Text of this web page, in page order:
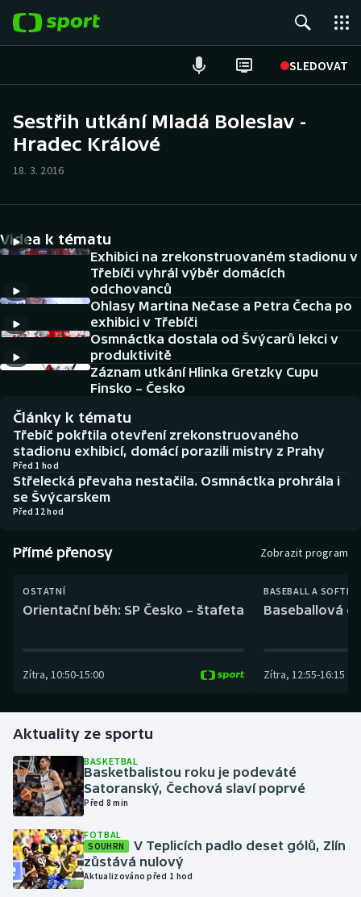
SLEDOVAT
Hokej
Cyklistika
DALŠÍ SPORTY
Americký fotbal
Baseball a softbal
Basketbal
Biatlon
Boby a skeleton
Dostihy
Futsal
Gymnastika
Házená
Jezdectví
Judo
NEPŘEHLÉDNĚTE
Soutěže
Historické návraty
Aplikace ČT sport
AZ kvíz
Sestřih utkání Mladá Boleslav -
Hradec Králové
18. 3. 2016
Videa k tématu
Exhibici na zrekonstruovaném stadionu v
Třebíči vyhrál výběr domácích
odchovanců
Ohlasy Martina Nečase a Petra Čecha po
exhibici v Třebíči
Osmnáctka dostala od Švýcarů lekci v
produktivitě
Záznam utkání Hlinka Gretzky Cupu
Finsko – Česko
Články k tématu
Třebíč pokřtila otevření zrekonstruovaného
stadionu exhibicí, domácí porazili mistry z Prahy
Před 1 hod
Střelecká převaha nestačila. Osmnáctka prohrála i
se Švýcarskem
Před 12 hod
Přímé přenosy Zobrazit program
OSTATNÍ
Orientační běh: SP Česko – štafeta
Zítra, 10:50-15:00
BASEBALL A
Baseballová
Zítra, 12:55-16:15
Aktuality ze sportu
BASKETBAL
Basketbalistou roku je podeváté
Satoranský, Čechová slaví poprvé
Před 8 min
FOTBAL
SOUHRN
V Teplicích padlo deset gólů, Zlín
zůstává nulový
Aktualizováno před 1 hod